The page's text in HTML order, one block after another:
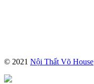
© 2021 Nội Thất Võ House